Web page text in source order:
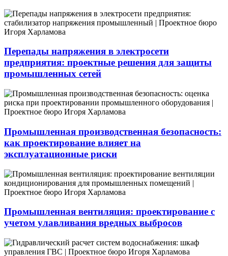
Перепады напряжения в электросети
предприятия: проектные решения для защиты
промышленных сетей
Промышленная производственная безопасность:
как проектирование влияет на
эксплуатационные риски
Промышленная вентиляция: проектирование с
учетом улавливания вредных выбросов